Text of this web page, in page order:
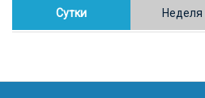
конопли в Таразе
Казахстан возглавил
Сутки Неделя